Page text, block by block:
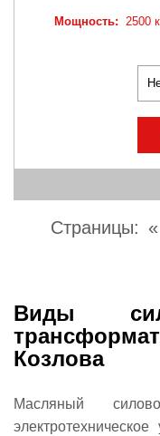
Мощность: 2500
Страницы: «
Виды
Козлова
Масляный